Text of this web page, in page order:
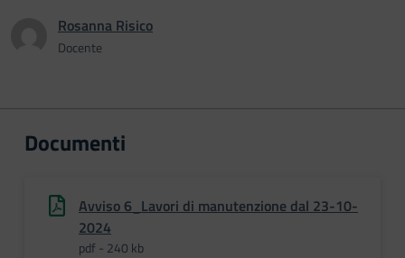
Rosanna Risico
Docente
Documenti
Avviso 6_Lavori di manutenzione dal 23-10-
2024
pdf - 240 kb